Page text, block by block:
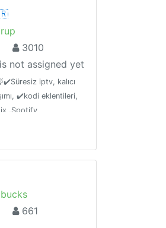
3010
not assigned yet
iptv, kalıcı
✔️kodi eklentileri,
,Spotify
ayrιlan ĸι̇şι̇ler
grυвa gι̇reмez.
661